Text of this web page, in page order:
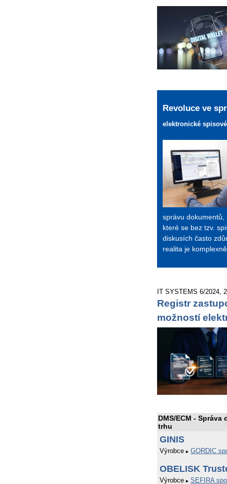
Revoluce ve
elektronické
správu
které se bez tzv.
diskusích často
realita je
IT SYSTEMS 6/2024,
Registr
možností
DMS/ECM -
trhu
GINIS
Výrobce GORDIC
OBELISK
Výrobce SEFIRA